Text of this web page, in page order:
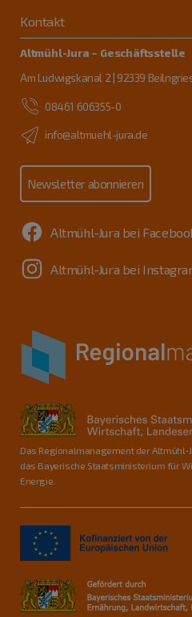
Kontakt
Altmühl-Jura – Geschäftsstelle
Am Ludwigskanal 2 | 92339
08461 606355-0
info@altmuehl-jura.de
Newsletter abonnieren
Altmühl-Jura bei
Altmühl-Jura bei
Das Regionalmanagement der
das Bayerische Staatsministerium für
Energie.